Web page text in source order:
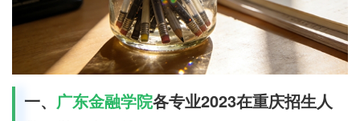
一、 广东金融学院各专业2023在重庆招生人